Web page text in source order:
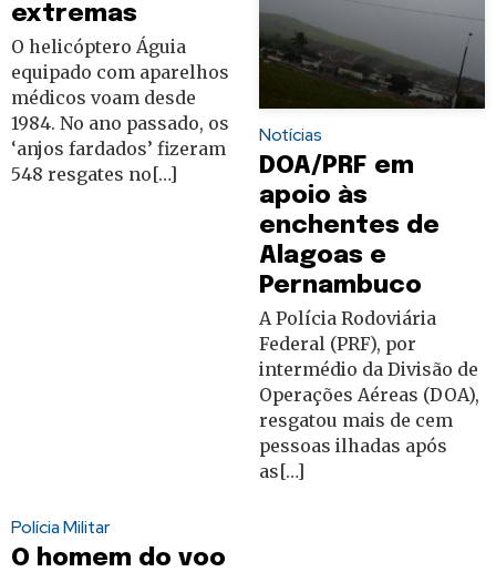
extremas
O helicóptero Águia
equipado com aparelhos
médicos voam desde
1984. No ano passado, os
‘anjos fardados’ fizeram
548 resgates no[…]
Notícias
DOA/PRF em
apoio às
enchentes de
Alagoas e
Pernambuco
A Polícia Rodoviária
Federal (PRF), por
intermédio da Divisão de
Operações Aéreas (DOA),
resgatou mais de cem
pessoas ilhadas após
as[…]
Polícia Militar
O homem do voo